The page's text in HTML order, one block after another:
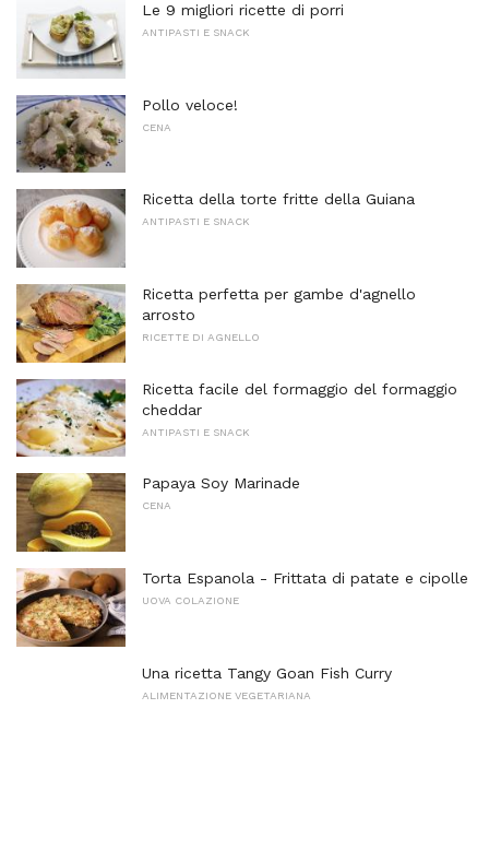
Le 9 migliori ricette di porri
ANTIPASTI E SNACK
Pollo veloce!
CENA
Ricetta della torte fritte della Guiana
ANTIPASTI E SNACK
Ricetta perfetta per gambe d'agnello
arrosto
RICETTE DI AGNELLO
Ricetta facile del formaggio del formaggio
cheddar
ANTIPASTI E SNACK
Papaya Soy Marinade
CENA
Torta Espanola - Frittata di patate e cipolle
UOVA COLAZIONE
Una ricetta Tangy Goan Fish Curry
ALIMENTAZIONE VEGETARIANA